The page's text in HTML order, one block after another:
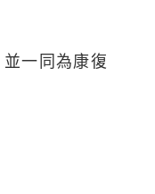
一同為康復